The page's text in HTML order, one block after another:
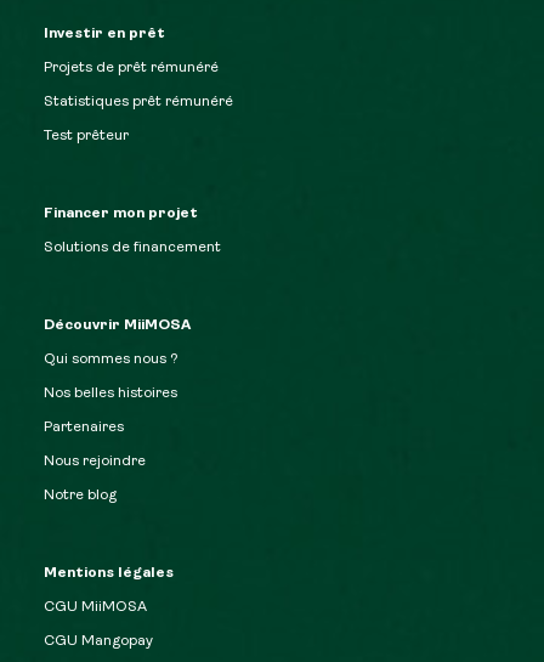
Investir en prêt
Projets de prêt rémunéré
Statistiques prêt rémunéré
Test prêteur
Financer mon projet
Solutions de financement
Découvrir MiiMOSA
Qui sommes nous ?
Nos belles histoires
Partenaires
Nous rejoindre
Notre blog
Mentions légales
CGU MiiMOSA
CGU Mangopay